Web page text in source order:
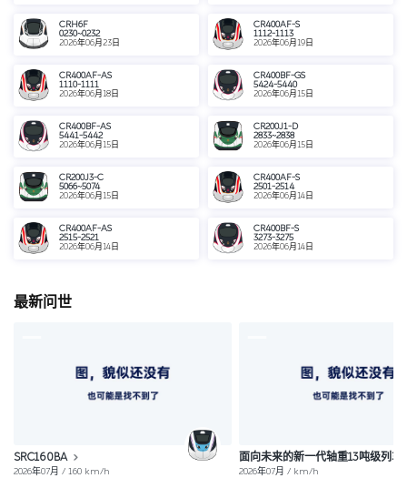
CRH6F
0230~0232
2026年06月23日
CR400AF-S
1112-1113
2026年06月19日
CR400AF-AS
1110-1111
2026年06月18日
CR400BF-GS
5424-5440
2026年06月15日
CR400BF-AS
5441-5442
2026年06月15日
CR200J1-D
2833~2838
2026年06月15日
CR200J3-C
5066~5074
2026年06月15日
CR400AF-S
2501-2514
2026年06月14日
CR400AF-AS
2515-2521
2026年06月14日
CR400BF-S
3273-3275
2026年06月14日
最新问世
SRC160BA
2026年07月 / 160 km/h
面向未来的新一代轴重13吨级列车
2026年07月 / km/h